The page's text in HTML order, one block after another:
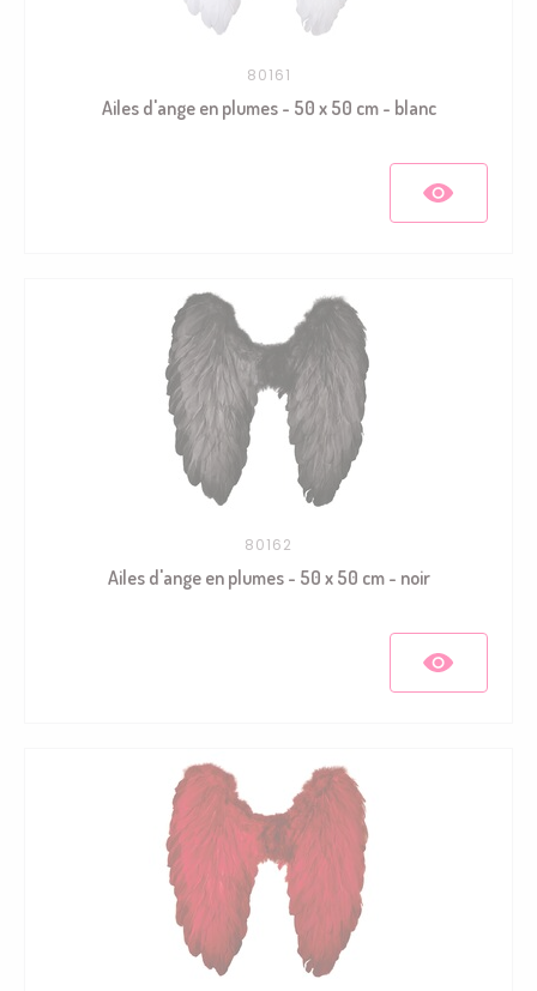
80161
Ailes d'ange en plumes - 50 x 50 cm - blanc
80162
Ailes d'ange en plumes - 50 x 50 cm - noir